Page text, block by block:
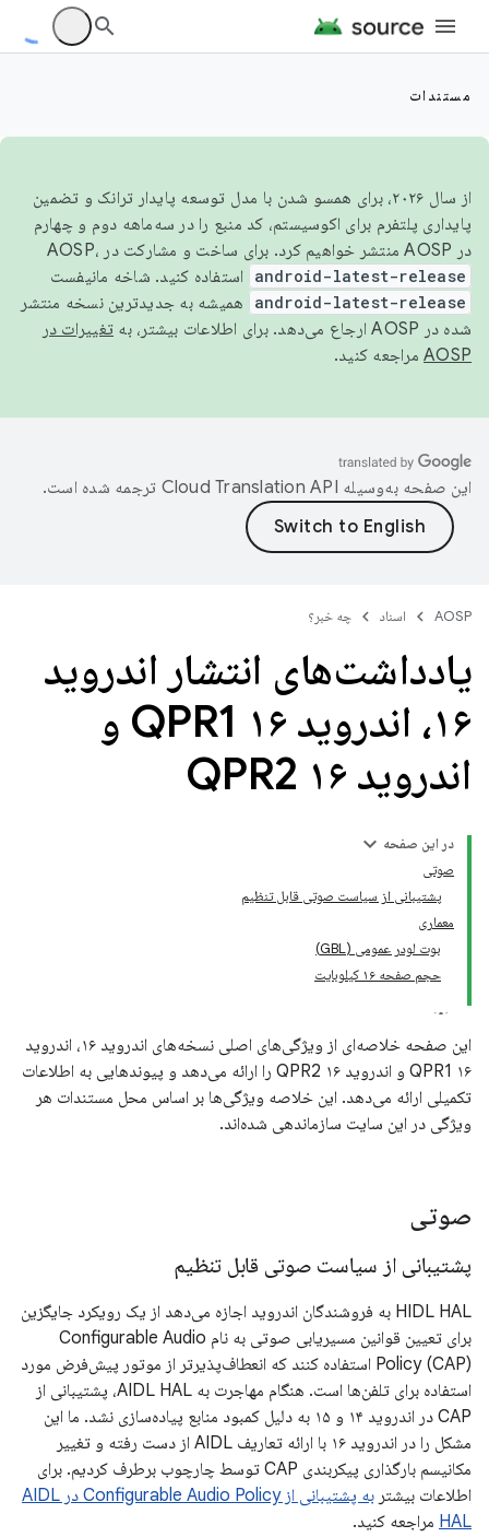
مستندات
از سال ۲۰۲۶، برای همسو شدن با مدل توسعه پایدار ترانک و تضمین
پایداری پلتفرم برای اکوسیستم، کد منبع را در سه‌ماهه دوم و چهارم
در AOSP منتشر خواهیم کرد. برای ساخت و مشارکت در AOSP،
android-latest-release استفاده کنید. شاخه مانیفست
android-latest-release
همیشه به جدیدترین نسخه منتشر
شده در AOSP ارجاع می‌دهد. برای اطلاعات بیشتر، به
تغییرات در
AOSP مراجعه کنید.
این صفحه به‌وسیله ترجمه شده است.
AOSP اسناد چه خبر؟
یادداشت‌های انتشار اندروید
۱۶، اندروید ۱۶ QPR1 و
اندروید ۱۶ QPR2
در این صفحه
صوتی
پشتیبانی از سیاست صوتی قابل تنظیم
معماری
بوت لودر عمومی (GBL)
حجم صفحه ۱۶ کیلوبایت
این صفحه خلاصه‌ای از ویژگی‌های اصلی نسخه‌های اندروید ۱۶، اندروید
۱۶ QPR1 و اندروید ۱۶ QPR2 را ارائه می‌دهد و پیوندهایی به اطلاعات
تکمیلی ارائه می‌دهد. این خلاصه ویژگی‌ها بر اساس محل مستندات هر
ویژگی در این سایت سازماندهی شده‌اند.
صوتی
پشتیبانی از سیاست صوتی قابل تنظیم
HIDL HAL به فروشندگان اندروید اجازه می‌دهد از یک رویکرد جایگزین
برای تعیین قوانین مسیریابی صوتی به نام Configurable Audio
Policy (CAP) استفاده کنند که انعطاف‌پذیرتر از موتور پیش‌فرض مورد
استفاده برای تلفن‌ها است. هنگام مهاجرت به AIDL HAL، پشتیبانی از
CAP در اندروید ۱۴ و ۱۵ به دلیل کمبود منابع پیاده‌سازی نشد. ما این
مشکل را در اندروید ۱۶ با ارائه تعاریف AIDL از دست رفته و تغییر
مکانیسم بارگذاری پیکربندی CAP توسط چارچوب برطرف کردیم. برای
اطلاعات بیشتر
به پشتیبانی از Configurable Audio Policy در AIDL
HAL مراجعه کنید.